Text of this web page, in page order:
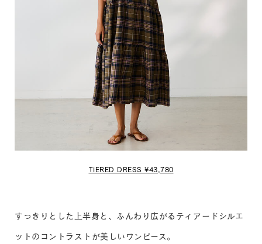
TIERED DRESS ¥43,780
すっきりとした上半身と、ふんわり広がるティアードシルエ
ットのコントラストが美しいワンピース。